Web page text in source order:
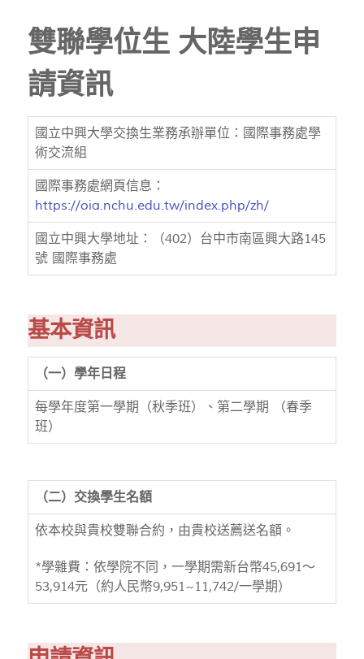
雙聯學位生 大陸學生申
請資訊
國立中興大學交換生業務承辦單位：國際事務處學
術交流組
國際事務處網頁信息：
https://oia.nchu.edu.tw/index.php/zh/
國立中興大學地址：（402）台中市南區興大路145
號 國際事務處
基本資訊
（一）學年日程
每學年度第一學期（秋季班）、第二學期 （春季
班）
（二）交換學生名額
依本校與貴校雙聯合約，由貴校送薦送名額。
*學雜費：依學院不同，一學期需新台幣45,691～
53,914元（約人民幣9,951~11,742/一學期）